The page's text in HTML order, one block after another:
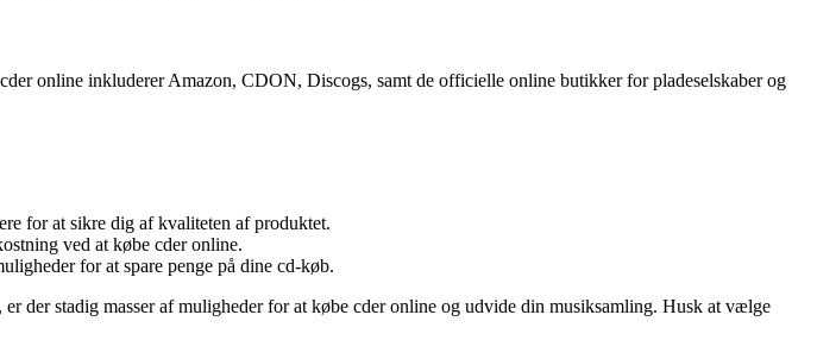
online inkluderer Amazon, CDON, Discogs, samt de officielle online butikker for pladeselskaber og
for at sikre dig af kvaliteten af produktet.
ved at købe cder online.
for at spare penge på dine cd-køb.
der stadig masser af muligheder for at købe cder online og udvide din musiksamling. Husk at vælge